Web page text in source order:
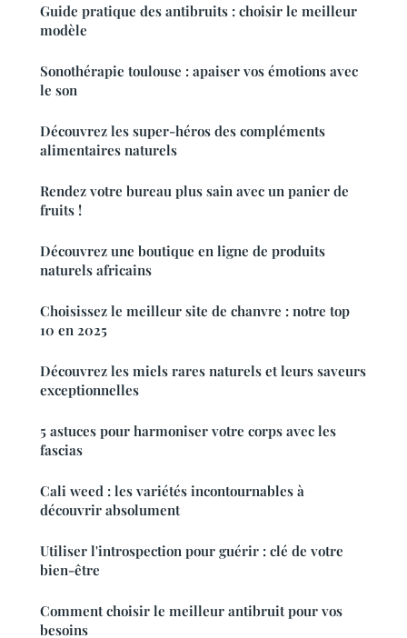
Guide pratique des antibruits : choisir le meilleur
modèle
Sonothérapie toulouse : apaiser vos émotions avec
le son
Découvrez les super-héros des compléments
alimentaires naturels
Rendez votre bureau plus sain avec un panier de
fruits !
Découvrez une boutique en ligne de produits
naturels africains
Choisissez le meilleur site de chanvre : notre top
10 en 2025
Découvrez les miels rares naturels et leurs saveurs
exceptionnelles
5 astuces pour harmoniser votre corps avec les
fascias
Cali weed : les variétés incontournables à
découvrir absolument
Utiliser l'introspection pour guérir : clé de votre
bien-être
Comment choisir le meilleur antibruit pour vos
besoins